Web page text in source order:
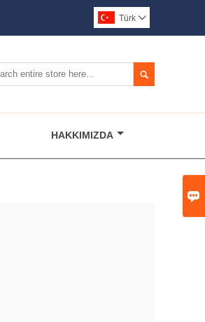

Türk 

HAKKIMIZDA